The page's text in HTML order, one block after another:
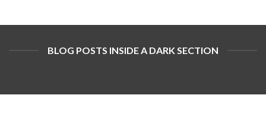
BLOG POSTS INSIDE A DARK SECTION